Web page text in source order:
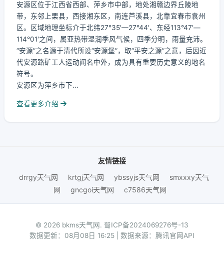
安源区位于江西省西部、萍乡市中部，地处湘赣边界丘陵地
带，东邻上栗县，西接湘东区，南连芦溪县，北靠宜春市袁州
区。区域地理坐标介于北纬27°35′—27°44′、东经113°47′—
114°01′之间，属亚热带湿润季风气候，四季分明，雨量充沛。
“安源”之名源于清代所设“安源堡”，取“平安之源”之意，后因近
代安源路矿工人运动闻名中外，成为具有重要历史意义的地名
符号。
安源区为萍乡市下...
查看更多介绍
友情链接
drrgy天气网
krtgj天气网 ybssyjs天气网
smxxxy天气
网
gncgoi天气网 c7586天气网
© 2026 bkms天气网. 蜀ICP备2024069276号-13
数据更新：08月08日 16:25 | 数据来源：腾讯官网API